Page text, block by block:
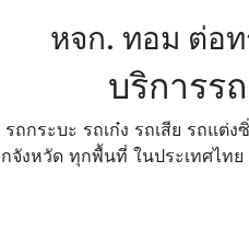
หจก. ทอม ต่อ
บริการร
กระบะ รถเก๋ง รถเสีย รถแต่ง
งหวัด ทุกพื้นที่ ในประเทศไท